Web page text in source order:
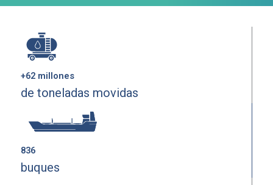
+62 millones
de toneladas movidas
836
buques